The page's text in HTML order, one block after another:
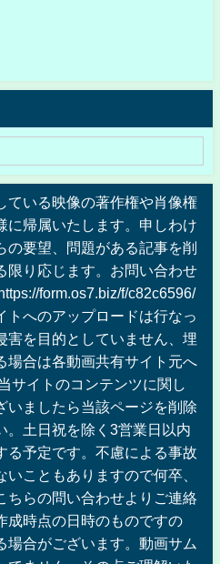
ている映像の著作権や肖像権
に帰属いたします。申しわけ
の要望、問題がある記事を削
限り応じます。お問い合わせ
form.os7.biz/f/c82c6596/
トへのアップロードは行なっ
害を目的としていません、埋
場合は各動画共有サイト元へ
サイトのコンテンツに関し
いましたら当該ページを削除
。土日祝を除く3営業日以内
る予定です。不慮による事故
こともありますので何卒、
ちらの問い合わせよりご連絡
成時点の日時のものですの
場合がございます。動画サム